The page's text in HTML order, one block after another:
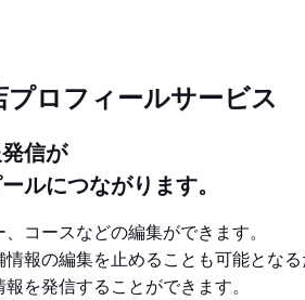
プロフィールサービス
信が
ルにつながります。
コースなどの編集ができます。
報の編集を止めることも可能となる
を発信することができます。